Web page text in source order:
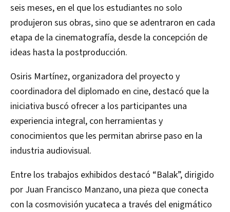
seis meses, en el que los estudiantes no solo
produjeron sus obras, sino que se adentraron en cada
etapa de la cinematografía, desde la concepción de
ideas hasta la postproducción.
Osiris Martínez, organizadora del proyecto y
coordinadora del diplomado en cine, destacó que la
iniciativa buscó ofrecer a los participantes una
experiencia integral, con herramientas y
conocimientos que les permitan abrirse paso en la
industria audiovisual.
Entre los trabajos exhibidos destacó “Balak”, dirigido
por Juan Francisco Manzano, una pieza que conecta
con la cosmovisión yucateca a través del enigmático